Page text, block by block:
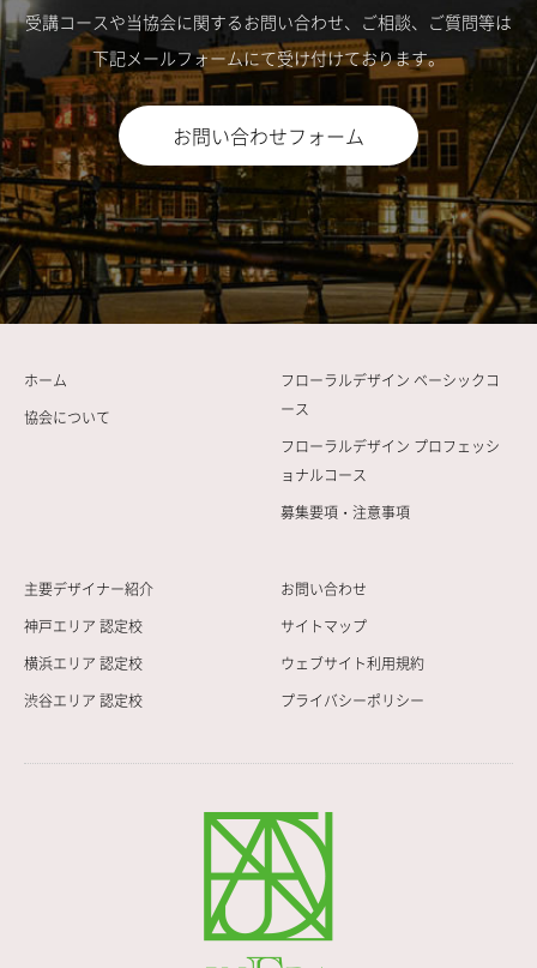
受講コースや当協会に関するお問い合わせ、ご相談、ご質問等は
下記メールフォームにて受け付けております。
お問い合わせフォーム
ホーム
協会について
フローラルデザイン ベーシックコ
ース
フローラルデザイン プロフェッシ
ョナルコース
募集要項・注意事項
主要デザイナー紹介
神戸エリア 認定校
横浜エリア 認定校
渋谷エリア 認定校
お問い合わせ
サイトマップ
ウェブサイト利用規約
プライバシーポリシー